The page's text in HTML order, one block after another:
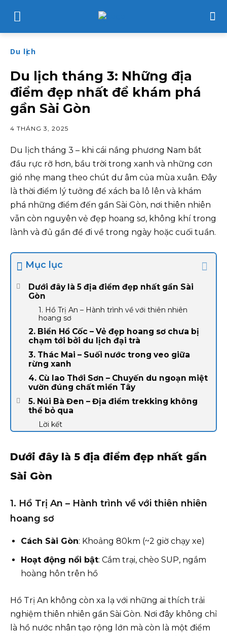
Du lịch
Du lịch tháng 3: Những địa
điểm đẹp nhất để khám phá
gần Sài Gòn
4 THÁNG 3, 2025
Du lịch tháng 3 – khi cái nắng phương Nam bắt
đầu rực rỡ hơn, bầu trời trong xanh và những cơn
gió nhẹ mang theo chút dư âm của mùa xuân. Đây
là thời điểm lý tưởng để xách ba lô lên và khám
phá những điểm đến gần Sài Gòn, nơi thiên nhiên
vẫn còn nguyên vẻ đẹp hoang sơ, không khí trong
lành và đủ gần để đi về trong ngày hoặc cuối tuần.
Mục lục
Dưới đây là 5 địa điểm đẹp nhất gần Sài
Gòn
1. Hồ Trị An – Hành trình về với thiên nhiên
hoang sơ
2. Biển Hồ Cốc – Vẻ đẹp hoang sơ chưa bị
chạm tới bởi du lịch đại trà
3. Thác Mai – Suối nước trong veo giữa
rừng xanh
4. Cù lao Thới Sơn – Chuyến du ngoạn miệt
vườn đúng chất miền Tây
5. Núi Bà Đen – Địa điểm trekking không
thể bỏ qua
Lời kết
Dưới đây là 5 địa điểm đẹp nhất gần
Sài Gòn
1. Hồ Trị An – Hành trình về với thiên nhiên
hoang sơ
Cách Sài Gòn: Khoảng 80km (~2 giờ chạy xe)
Hoạt động nổi bật: Cắm trại, chèo SUP, ngắm
hoàng hôn trên hồ
Hồ Trị An không còn xa lạ với những ai thích trải
nghiệm thiên nhiên gần Sài Gòn. Nơi đây không chỉ
là hồ nước nhân tạo rộng lớn mà còn là một điểm